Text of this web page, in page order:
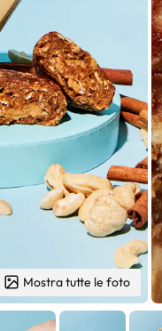
Mostra tutte le foto